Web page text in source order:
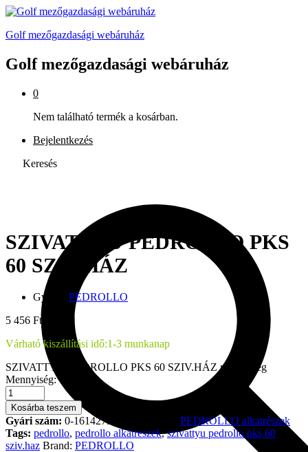
Golf mezőgazdasági webáruház
Golf mezőgazdasági webáruház
0
Nem található termék a kosárban.
Bejelentkezés
Keresés
SZIVATTYÚ PEDROLLO PKS
60 SZIV.HÁZ
Gyártó: PEDROLLO
5 456 Ft
Várható kiszállítási idő:1-3 munkanap
SZIVATTYÚ PEDROLLO PKS 60 SZIV.HÁZ mennyiség
Mennyiség:
Kosárba teszem
Gyári szám: 0-1614279413
PEDROLLO alkatrészek
Tags: pedrollo, pedrollo alkatreszek,szivattyu pedrollo pks 60
sziv.haz Brand: PEDROLLO